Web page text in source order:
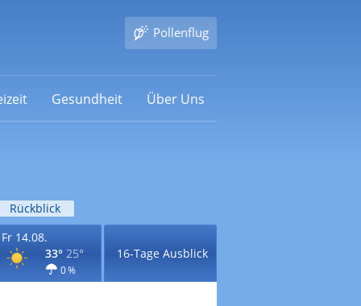
Pollenflug
Gesundheit Über Uns
Rückblick
Fr 14.08.
33° 25°
0 %
16-Tage Ausblick